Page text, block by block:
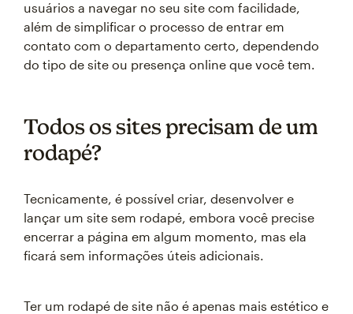
usuários a navegar no seu site com facilidade,
além de simplificar o processo de entrar em
contato com o departamento certo, dependendo
do tipo de site ou presença online que você tem.
Todos os sites precisam de um
rodapé?
Tecnicamente, é possível criar, desenvolver e
lançar um site sem rodapé, embora você precise
encerrar a página em algum momento, mas ela
ficará sem informações úteis adicionais.
Ter um rodapé de site não é apenas mais estético e